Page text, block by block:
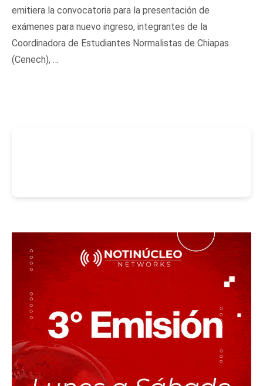
emitiera la convocatoria para la presentación de
exámenes para nuevo ingreso, integrantes de la
Coordinadora de Estudiantes Normalistas de Chiapas
(Cenech), …